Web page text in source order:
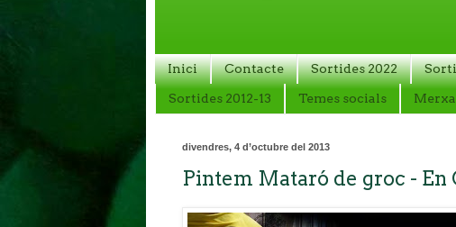
Inici Contacte Sortides 2022
Sortides 2012-13 Temes socials
divendres, 4 d’octubre del 2013
Pintem Mataró de groc - En